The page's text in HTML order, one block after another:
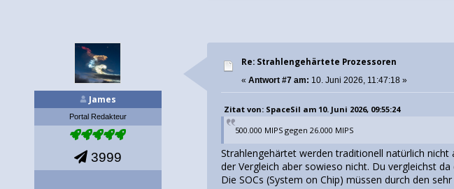
James
Portal Redakteur
3999
Re: Strahlengehärtete Prozessoren
«Antwort #7 am: 10. Juni 2026, 11:47:18 »
Zitat von: SpaceSil am 10. Juni 2026, 09:55:24
500.000 MIPS gegen 26.000 MIPS
Strahlengehärtet werden traditionell natürlich
der Vergleich aber sowieso nicht. Du vergleichst
Die SOCs (System on Chip) müssen durch den